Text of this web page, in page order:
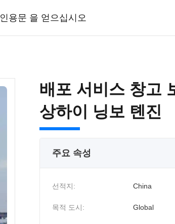
인용문 을 얻으십시오
배포 서비스 창고
상하이 닝보 톈진
주요 속성
선적지: China
목적 도시: Global